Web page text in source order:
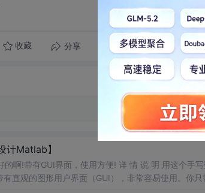
收藏 分享 转发到动态 举报
计Matlab】
啊!带有GUI界面，使用方便! 详 情 说 明 用这个手
直观的图形用户界面（GUI），非常容易使用。你